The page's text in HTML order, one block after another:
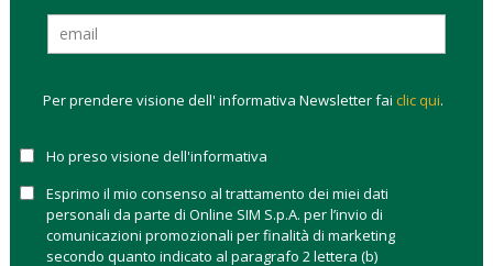
ci sono 31 differenti asset manager
prodotti nativi PIR o PIR compliant come ad esempio Ersel
track record risale al 1990). La raccolta netta complessiva di
di eurodi cui 5,2 miliardi relativi a fondi di nuova istituzione e
oltre 2,3 miliardi riferiti a comparti già esistenti e trasformati
in Pir.
Analizzando la raccolta, secondo quando riporta Morningstar,
Per prendere visione dell' informativa Newsletter fai clic qui.
Ho preso visione dell'informativa
Esprimo il mio consenso al trattamento dei miei dati
personali da parte di Online SIM S.p.A. per l’invio di
comunicazioni promozionali per finalità di marketing
secondo quanto indicato al paragrafo 2 lettera (b)